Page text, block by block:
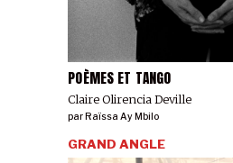
POÈMES ET TANGO
Claire Olirencia Deville
par Raïssa Ay Mbilo
GRAND ANGLE